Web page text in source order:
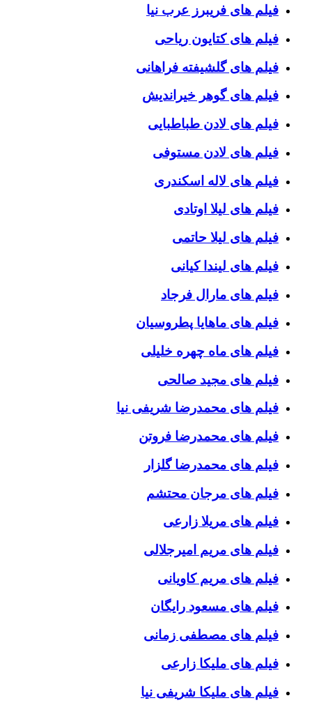
فیلم های فریبرز عرب نیا
فیلم های کتایون ریاحی
فیلم های گلشیفته فراهانی
فیلم های گوهر خیراندیش
فیلم های لادن طباطبایی
فیلم های لادن مستوفی
فیلم های لاله اسکندری
فیلم های لیلا اوتادی
فیلم های لیلا حاتمی
فیلم های لیندا کیانی
فیلم های مارال فرجاد
فیلم های ماهایا پطروسیان
فیلم های ماه چهره خلیلی
فیلم های مجید صالحی
فیلم های محمدرضا شریفی نیا
فیلم های محمدرضا فروتن
فیلم های محمدرضا گلزار
فیلم های مرجان محتشم
فیلم های مریلا زارعی
فیلم های مریم امیرجلالی
فیلم های مریم کاویانی
فیلم های مسعود رایگان
فیلم های مصطفی زمانی
فیلم های ملیکا زارعی
فیلم های ملیکا شریفی نیا